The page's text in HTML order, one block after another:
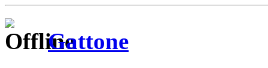
Gattone